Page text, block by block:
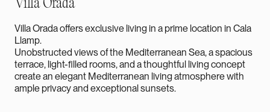
Villa Orada
Villa Orada offers exclusive living in a prime location in Cala
Llamp.
Unobstructed views of the Mediterranean Sea, a spacious
terrace, light-filled rooms, and a thoughtful living concept
create an elegant Mediterranean living atmosphere with
ample privacy and exceptional sunsets.